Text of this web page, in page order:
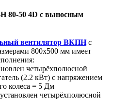
80-50 4D с выносным
вентилятор ВКПНс
800х500 мм имеет
четырёхполюсной
(2.2 кВт) с напряжением
колеса = 5 Дм
четырёхполюсной